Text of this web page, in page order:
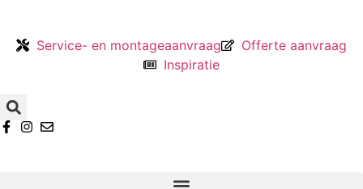
Service- en montageaanvraag
Offerte aanvraag
Inspiratie